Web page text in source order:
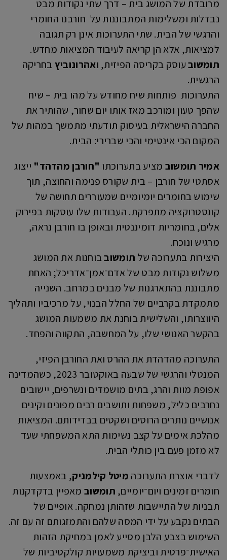
מרובדת של המושג בית – דרך שתי נקודות מבט
נבדלות ומשלימות המתבוננות על חורבנו החומרי
והרגשי של הבית. שתי התערוכות אינן רק תגובה
למציאות, אלא הן קריאה לעיבוד המציאות מחדש.
תומשובעוסק בקריסה הפיזית, ואהרונוביץבחריקה
הרגשית.
התערוכות פותחות שיח מחודש על מהו בית – שיח
שהפך טעון ומורכב מאז אותו יום שחור, שהותיר את
החברה הישראלית בעיסוק תודעתי מתמשך במהות של
המקום הכי אינטימי והכי שברירי: הבית.
אמיר תומשוב מציע בתערוכתו "חורבן מהדהד" ייצוג
אסתטי של חורבן – בית שקורס פנימה והחוצה, תוך
שימוש בחומרים יומיומיים שמעוררים תחושה של
קונסטרוקציה מתפרקת. העבודות שלו עוסקות בפירוק
אלים, בחומריות דומיננטית ובאופן בו חורבן נראה,
מרגיש ונוכח.
היצירות בתערוכה של תומשובבוחנות את המושג
משלוש נקודות מבט של אדם־אמן־אדריכל; האחת
מתבוננת בהתארגנות של מבנים במרחב. השנייה
מתמקדת בקרביים של החלל הבנוי, על מרכיביו ותהליך
היווצרותו, והשלישית בוחנת את משמעות המושג
בהקשר האנושי שלו, על המחשבה, התקווה והפחד.
התערוכה מהדהדת את ההרס ואת החורבן הפיזי,
המנטלי והרגשי של שבעה באוקטובר 2023, כשהמדינה
אפופת מוות והרג, בתים מושמדים ונשרפים, יישובים
נחרבים כליל, משפחות ותושבים רבים מפונים וקינים
אנושיים נותרים הרוסים ושקטים בבדידותם. המציאות
מהלכת אימים על קצב נשימות התא המשפחתי שעד
לא מזמן פעם בין כותלי הבית.
לדברי אוצרת התערוכה מיטל קילמניק, באמצעות
חומרים זמינים ויום־יומיים, תומשובמאפיין בדקדקנות
תבניות של התיישבות שזהותן נמחקה. אופיים של
הבתים נקבע על ידי המסה שלהם והתמזגותם זה עם זה.
השימוש בצבע הלבן מסייע לאמן במחיקת הזהות
האישית־פרטית וביציקת משמעויות קולקטיביות של